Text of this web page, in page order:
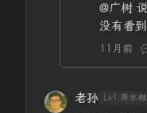
@广树
没有看到
11月前
老孙 Lv1.萍水